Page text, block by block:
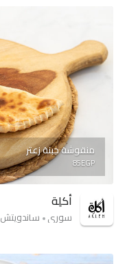
منقوشة جبنة زعتر
85EGP
أكلِة
سوري ساندويتش